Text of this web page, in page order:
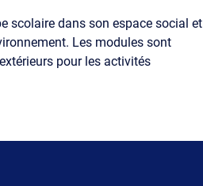
scolaire dans son espace social et
Les modules sont
pour les activités